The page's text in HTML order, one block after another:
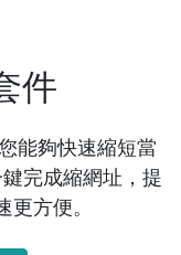
件
能夠快速縮短當
完成縮網址，提
方便。